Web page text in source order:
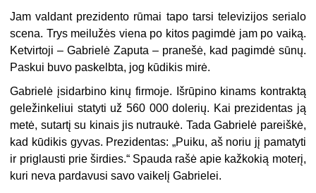
Jam valdant prezidento rūmai tapo tarsi televizijos serialo
scena. Trys meilužės viena po kitos pagimdė jam po vaiką.
Ketvirtoji – Gabrielė Zaputa – pranešė, kad pagimdė sūnų.
Paskui buvo paskelbta, jog kūdikis mirė.
Gabrielė įsidarbino kinų firmoje. Išrūpino kinams kontraktą
geležinkeliui statyti už 560 000 dolerių. Kai prezidentas ją
metė, sutartį su kinais jis nutraukė. Tada Gabrielė pareiškė,
kad kūdikis gyvas. Prezidentas: „Puiku, aš noriu jį pamatyti
ir priglausti prie širdies.“ Spauda rašė apie kažkokią moterį,
kuri neva pardavusi savo vaikelį Gabrielei.